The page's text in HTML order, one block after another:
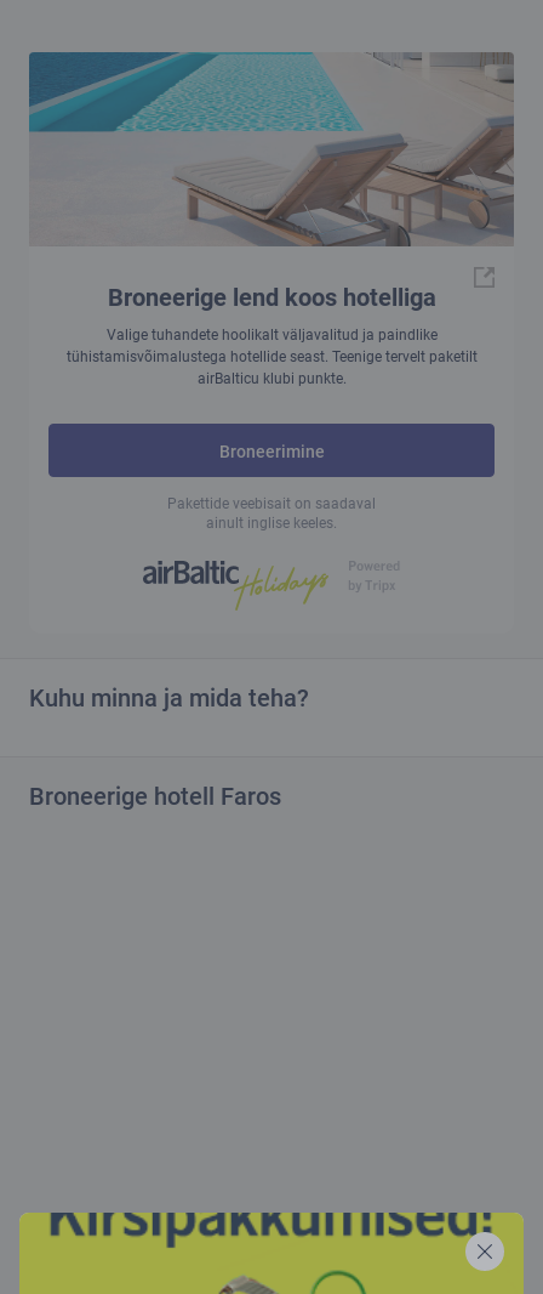
Broneerige lend koos hotelliga
Valige tuhandete hoolikalt väljavalitud ja paindlike
tühistamisvõimalustega hotellide seast. Teenige tervelt paketilt
airBalticu klubi punkte.
Broneerimine
Pakettide veebisait on saadaval
ainult inglise keeles.
Kuhu minna ja mida teha?
Broneerige hotell Faros